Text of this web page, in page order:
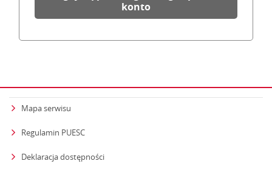
konto
Mapa serwisu
Regulamin PUESC
Deklaracja dostępności